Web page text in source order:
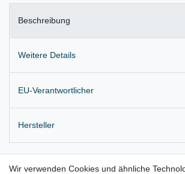
Beschreibung
Weitere Details
EU-Verantwortlicher
Hersteller
Wir verwenden Cookies und ähnliche